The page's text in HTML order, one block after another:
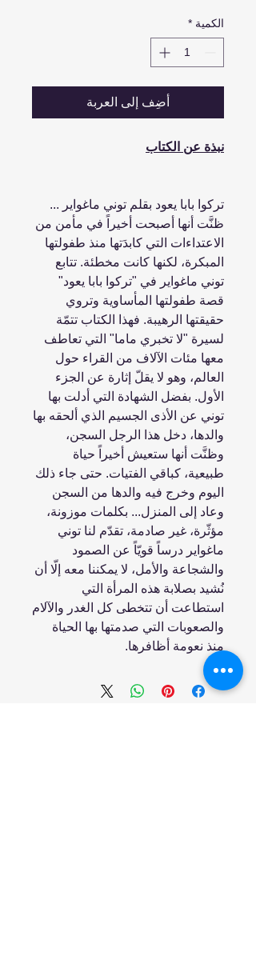
الكمية *
أضِف إلى العربة
نبذة عن الكتاب
تركوا بابا يعود بقلم توني ماغواير ...
ظنَّت أنها أصبحت أخيراً في مأمن من
الاعتداءات التي كابدَتها منذ طفولتها
المبكرة، لكنها كانت مخطئة. تتابع
توني ماغواير في "تركوا بابا يعود"
قصة طفولتها المأساوية وتروي
حقيقتها الرهيبة. فهذا الكتاب تتمّة
لسيرة "لا تخبري ماما" التي تعاطف
معها مئات الآلاف من القراء حول
العالم، وهو لا يقلّ إثارة عن الجزء
الأول. بفضل الشهادة التي أدلت بها
توني عن الأذى الجسيم الذي ألحقه بها
والدها، دخل هذا الرجل السجن،
وظنَّت أنها ستعيش أخيراً حياة
طبيعية، كباقي الفتيات. حتى جاء ذلك
اليوم وخرج فيه والدها من السجن
وعاد إلى المنزل... بكلمات موزونة،
مؤثّرة، غير صادمة، تقدّم لنا توني
ماغواير درساً قويّاً عن الصمود
والشجاعة والأمل، لا يمكننا معه إلّا أن
نُشيد بصلابة هذه المرأة التي
استطاعت أن تتخطى كل الغدر والآلام
والصعوبات التي صدمتها بها الحياة
منذ نعومة أظافرها.